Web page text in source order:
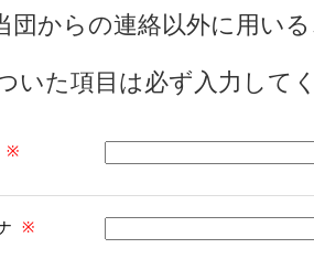
団からの連絡以外に用い
いた項目は必ず入力して
※
※